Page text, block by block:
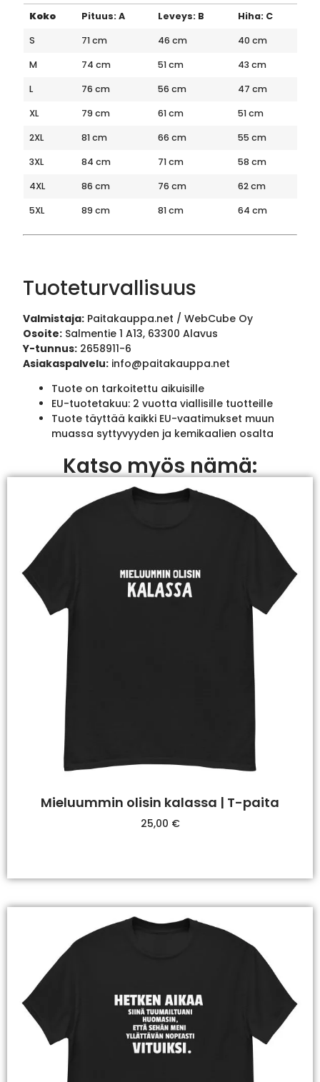
Koko Pituus: A Leveys: B
Hiha: C
S
71 cm 46 cm
40 cm
M
74 cm 51 cm
43 cm
L
76 cm 56 cm
47 cm
XL
79 cm 61 cm
51 cm
2XL
81 cm 66 cm
55 cm
3XL
84 cm 71 cm
58 cm
4XL
86 cm 76 cm
62 cm
5XL
89 cm 81 cm 64 cm
Tuoteturvallisuus
Valmistaja: Paitakauppa.net / WebCube Oy
Osoite: Salmentie 1 A13, 63300 Alavus
Y-tunnus: 2658911-6
Asiakaspalvelu: info@paitakauppa.net
Tuote on tarkoitettu aikuisille
EU-tuotetakuu: 2 vuotta viallisille tuotteille
Tuote täyttää kaikki EU-vaatimukset muun
muassa syttyvyyden ja kemikaalien osalta
Katso myös nämä:
Mieluummin olisin kalassa | T-paita
25,00 €